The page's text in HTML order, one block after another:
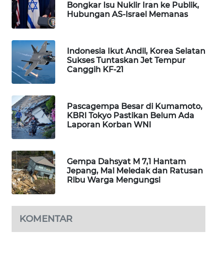
Bongkar Isu Nuklir Iran ke Publik,
Hubungan AS-Israel Memanas
Indonesia Ikut Andil, Korea Selatan
Sukses Tuntaskan Jet Tempur
Canggih KF-21
Pascagempa Besar di Kumamoto,
KBRI Tokyo Pastikan Belum Ada
Laporan Korban WNI
Gempa Dahsyat M 7,1 Hantam
Jepang, Mal Meledak dan Ratusan
Ribu Warga Mengungsi
KOMENTAR
FISUELRI
ID
ENERGI
NEWS
CILEUNGSI
BERKAT
NEWS
BERAMPU
NEWS
ANUGERAH